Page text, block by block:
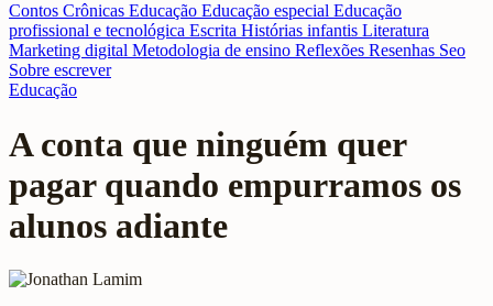
Contos Crônicas Educação Educação especial Educação
profissional e tecnológica Escrita Histórias infantis Literatura
Marketing digital Metodologia de ensino Reflexões Resenhas Seo
Sobre escrever
Educação
A conta que ninguém quer
pagar quando empurramos os
alunos adiante